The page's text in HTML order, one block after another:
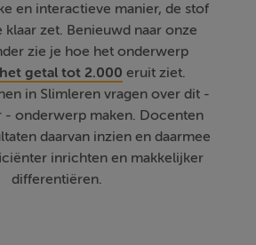
en interactieve manier, de stof
zet. Benieuwd naar onze
zie je hoe het onderwerp
getal tot 2.000 eruit ziet.
in Slimleren vragen over dit -
- onderwerp maken. Docenten
daarvan inzien en daarmee
inrichten en makkelijker
differentiëren.